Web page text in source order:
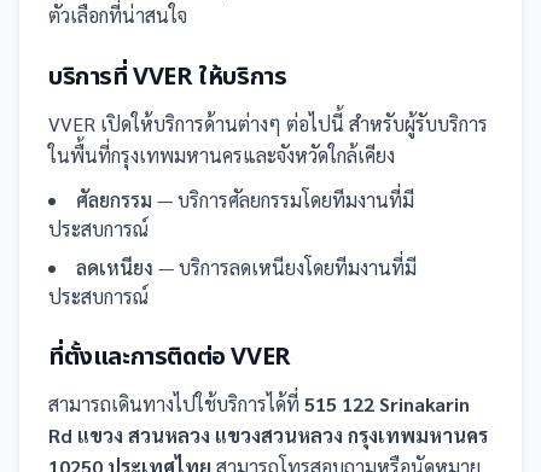
ตัวเลือกที่น่าสนใจ
บริการที่VVERให้บริการ
VVER เปิดให้บริการด้านต่างๆ ต่อไปนี้ สำหรับผู้รับบริการ
ในพื้นที่กรุงเทพมหานครและจังหวัดใกล้เคียง
ศัลยกรรม — บริการศัลยกรรมโดยทีมงานที่มี
ประสบการณ์
ลดเหนียง — บริการลดเหนียงโดยทีมงานที่มี
ประสบการณ์
ที่ตั้งและการติดต่อVVER
สามารถเดินทางไปใช้บริการได้ที่ 515 122 Srinakarin
Rd แขวง สวนหลวง แขวงสวนหลวง กรุงเทพมหานคร
10250 ประเทศไทย สามารถโทรสอบถามหรือนัดหมาย